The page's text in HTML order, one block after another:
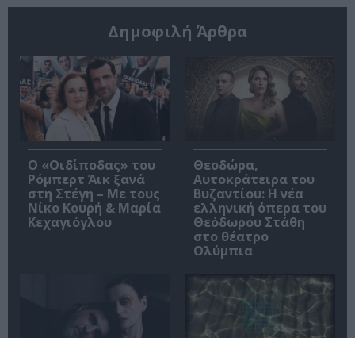
Δημοφιλή Άρθρα
O «Οιδίποδας» του
Ρόμπερτ Άικ ξανά
στη Στέγη – Με τους
Νίκο Κουρή & Μαρία
Κεχαγιόγλου
Θεοδώρα,
Αυτοκράτειρα του
Βυζαντίου: Η νέα
ελληνική όπερα του
Θεόδωρου Στάθη
στο θέατρο
Ολύμπια